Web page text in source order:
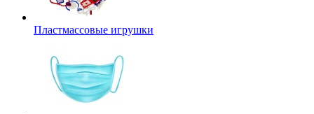
Пластмассовые игрушки